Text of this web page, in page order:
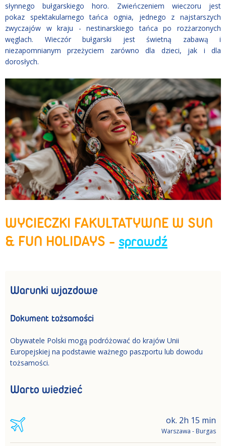
słynnego bułgarskiego horo. Zwieńczeniem wieczoru jest
pokaz spektakularnego tańca ognia, jednego z najstarszych
zwyczajów w kraju - nestinarskiego tańca po rozżarzonych
węglach. Wieczór bułgarski jest świetną zabawą i
niezapomnianym przeżyciem zarówno dla dzieci, jak i dla
dorosłych.
WYCIECZKI FAKULTATYWNE W SUN
& FUN HOLIDAYS - sprawdź
Warunki wjazdowe
Dokument tożsamości
Obywatele Polski mogą podróżować do krajów Unii
Europejskiej na podstawie ważnego paszportu lub dowodu
tożsamości.
Warto wiedzieć
ok. 2h 15 min
Warszawa - Burgas